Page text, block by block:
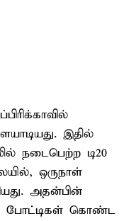
இதில்
நடைபெற்ற டி20
ஒருநாள்
அதன்பின்
போட்டிகள் கொண்ட